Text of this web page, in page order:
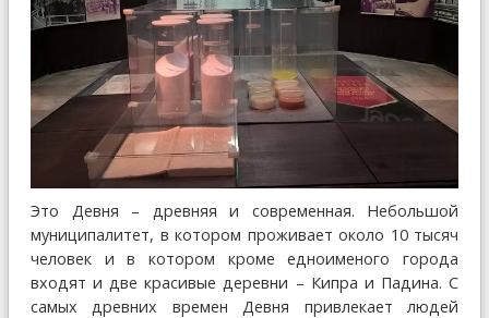
Это Девня – древняя и современная. Небольшой
муниципалитет, в котором проживает около 10 тысяч
человек и в котором кроме едноименого города
входят и две красивые деревни – Кипра и Падина. С
самых древних времен Девня привлекает людей